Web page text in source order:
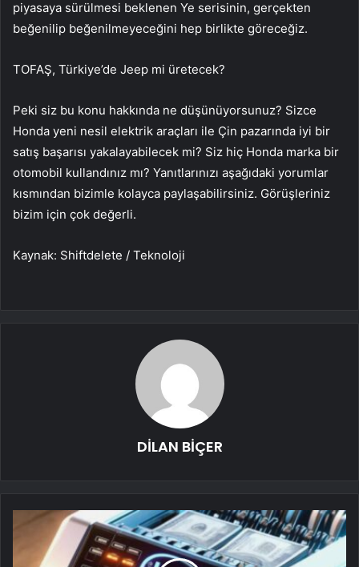
piyasaya sürülmesi beklenen Ye serisinin, gerçekten
beğenilip beğenilmeyeceğini hep birlikte göreceğiz.
TOFAŞ, Türkiye’de Jeep mi üretecek?
Peki siz bu konu hakkında ne düşünüyorsunuz? Sizce
Honda yeni nesil elektrik araçları ile Çin pazarında iyi bir
satış başarısı yakalayabilecek mi? Siz hiç Honda marka bir
otomobil kullandınız mı? Yanıtlarınızı aşağıdaki yorumlar
kısmından bizimle kolayca paylaşabilirsiniz. Görüşleriniz
bizim için çok değerli.
Kaynak: Shiftdelete / Teknoloji
DİLAN BİÇER